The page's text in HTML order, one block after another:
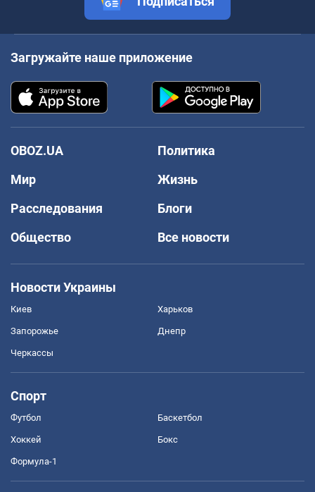
Загружайте наше приложение
OBOZ.UA
Политика
Мир
Жизнь
Расследования
Блоги
Общество
Все новости
Новости Украины
Киев Харьков
Запорожье Днепр
Черкассы
Спорт
Футбол Баскетбол
Хоккей Бокс
Формула-1